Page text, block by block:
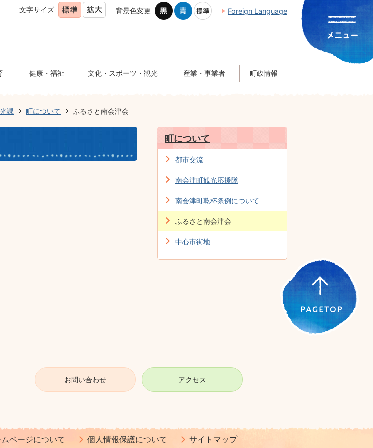
文字サイズ 背景色変更 Foreign Language
健康・福祉 文化・スポーツ・観光 産業・事業者 町政情報
課 町について ふるさと南会津会
町について
都市交流
南会津町観光応援隊
南会津町乾杯条例について
ふるさと南会津会
中心市街地
お問い合わせ アクセス
ページについて 個人情報保護について サイトマップ